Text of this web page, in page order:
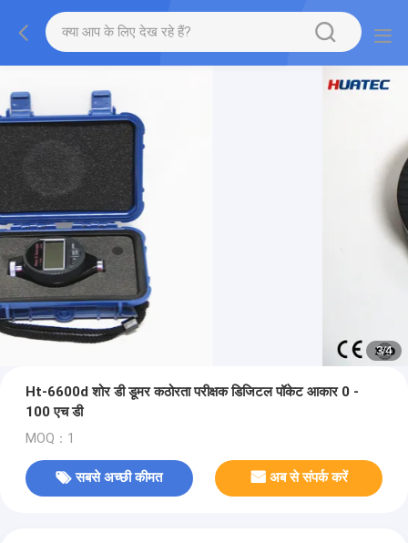
3/4
Ht-6600d शोर डी डूमर कठोरता परीक्षक डिजिटल पॉकेट आकार 0 -
100 एच डी
MOQ：1
सबसे अच्छी कीमत अब से संपर्क करें